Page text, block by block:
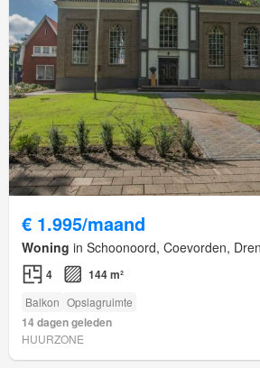
€ 1.995/maand
Woning in Schoonoord, Coevorden,
4 144 m²
Balkon Opslagruimte
14 dagen geleden
HUURZONE